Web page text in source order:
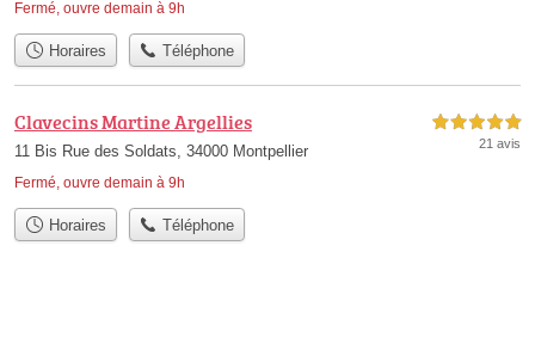
Fermé, ouvre demain à 9h
Horaires Téléphone
Clavecins Martine Argellies
11 Bis Rue des Soldats, 34000 Montpellier
Fermé, ouvre demain à 9h
5,0 étoiles sur 5
21 avis
Horaires Téléphone